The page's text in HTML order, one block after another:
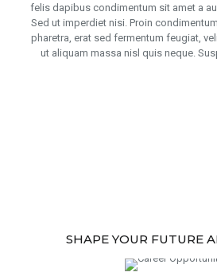
felis dapibus condimentum sit amet a
Sed ut imperdiet nisi. Proin
pharetra, erat sed fermentum feugiat,
ut aliquam massa nisl quis neque.
SHAPE YOUR FUTURE